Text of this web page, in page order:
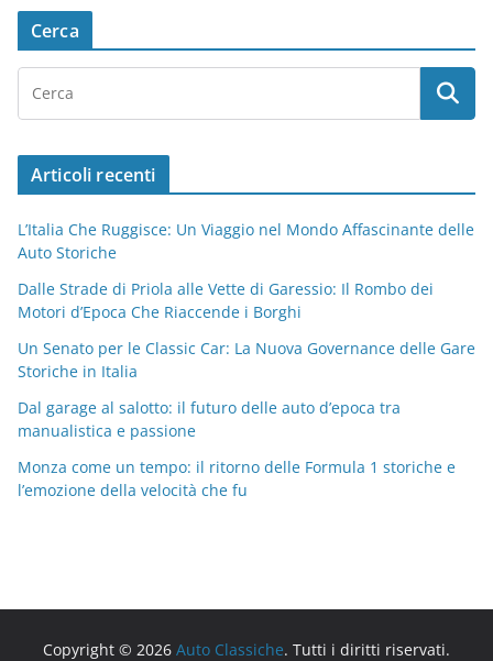
Cerca
Articoli recenti
L’Italia Che Ruggisce: Un Viaggio nel Mondo Affascinante delle
Auto Storiche
Dalle Strade di Priola alle Vette di Garessio: Il Rombo dei
Motori d’Epoca Che Riaccende i Borghi
Un Senato per le Classic Car: La Nuova Governance delle Gare
Storiche in Italia
Dal garage al salotto: il futuro delle auto d’epoca tra
manualistica e passione
Monza come un tempo: il ritorno delle Formula 1 storiche e
l’emozione della velocità che fu
Copyright © 2026 Auto Classiche. Tutti i diritti riservati.